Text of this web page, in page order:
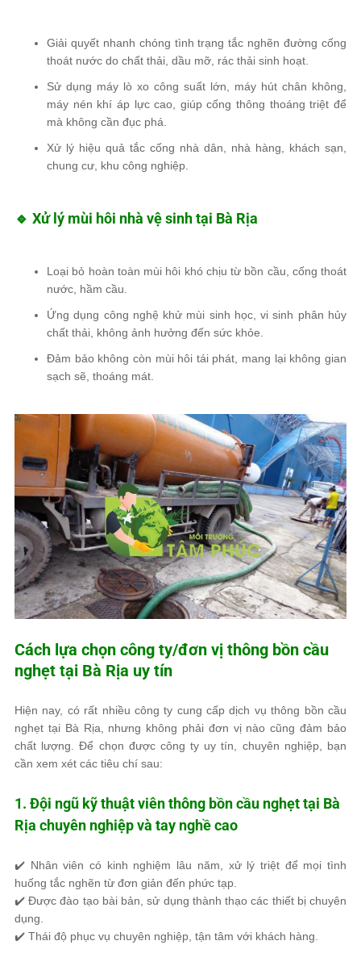
Giải quyết nhanh chóng tình trạngtắc nghẽn đường cống
thoát nước do chất thải, dầu mỡ, rác thải sinh hoạt
Sử dụng máy lò xo công suất lớn, máy hút chân không,
máy nén khí áp lực cao , giúp cốngthông thoáng triệt để
mà không cần đục phá.
Xử lý hiệu quả tắc cống nhà dân, nhà hàng, khách sạn,
chung cư, khu công nghiệp
🔹 Xử lý mùi hôi nhà vệ sinh tại Bà Rịa
Loại bỏ hoàn toàn mùi hôi khó chịu từ bồn cầu, cống thoát
nước, hầm cầu.
Ứng dụng công nghệ khử mùi sinh học, vi sinh phân hủy
chất thải , không ảnh hưởng đến sức khỏe.
Đảm bảo không còn mùi hôi tái phát, mang lại không gian
sạch sẽ, thoáng mát
Cách lựa chọn công ty/đơn vị thông bồn cầu
nghẹt tại Bà Rịa uy tín
Hiện nay, có rất nhiều công ty cung cấpdịch vụ thông bồn cầu
nghẹt tại Bà Rịa , nhưng không phải đơn vị nào cũng đảm bảo
chất lượng. Để chọn được công ty uy tín, chuyên nghiệp, bạn
cần xem xét các tiêu chí sau:
1. Đội ngũ kỹ thuật viên thông bồn cầu nghẹt tại Bà
Rịa chuyên nghiệp và tay nghề cao
✔️ Nhân viên có kinh nghiệm lâu năm , xử lý triệt để mọi tình
huống tắc nghẽn từ đơn giản đến phức tạp.
✔️Được đào tạo bài bản , sử dụng thành thạo các thiết bị chuyên
dụng.
✔️ Thái độ phục vụ chuyên nghiệp, tận tâm với khách hàng.